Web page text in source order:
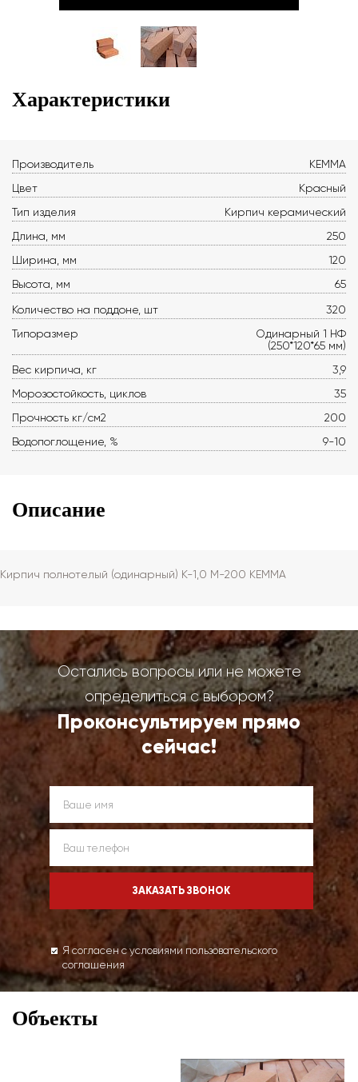
Характеристики
Производитель
КЕММА
Цвет
Красный
Тип изделия
Кирпич керамический
Длина, мм
250
Ширина, мм
120
Высота, мм
65
Количество на поддоне, шт
320
Типоразмер
Одинарный 1 НФ
(250*120*65 мм)
Вес кирпича, кг
3,9
Морозостойкость, циклов
35
Прочность кг/см2
200
Водопоглощение, %
9-10
Описание
Кирпич полнотелый (одинарный) К-1,0 М-200 КЕММА
Остались вопросы или не можете
определиться с выбором?
Проконсультируем прямо
сейчас!
Я согласен с условиями пользовательского
соглашения
Объекты